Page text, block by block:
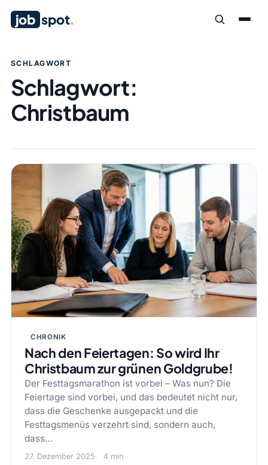
job spot.
SCHLAGWORT
Schlagwort:
Christbaum
CHRONIK
Nach den Feiertagen: So wird Ihr
Christbaum zur grünen Goldgrube!
Der Festtagsmarathon ist vorbei – Was nun? Die
Feiertage sind vorbei, und das bedeutet nicht nur,
dass die Geschenke ausgepackt und die
Festtagsmenüs verzehrt sind, sondern auch,
dass…
27. Dezember 2025 4 min